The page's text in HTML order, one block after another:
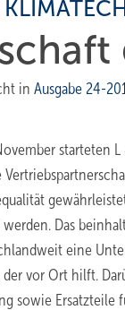
in Ausgabe 24-
starteten
Das
eine
vor Ort hilft.
sowie Ersatzteile